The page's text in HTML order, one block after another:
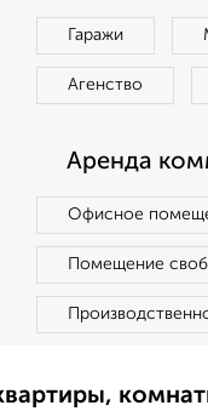
Гаражи
Агенство
Аренда
Офисное
Помещение